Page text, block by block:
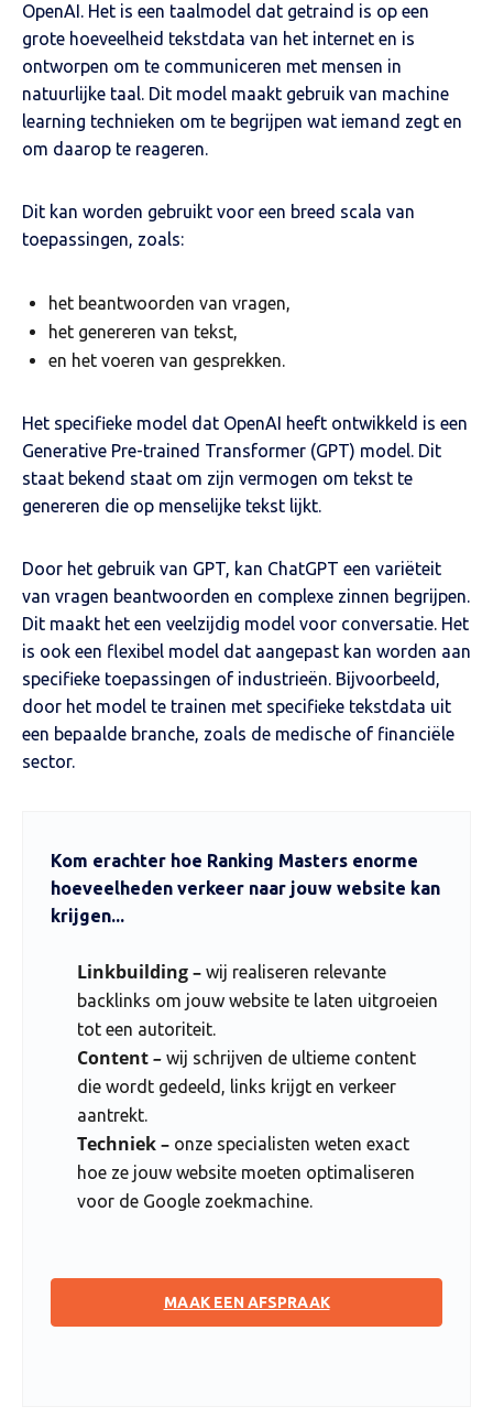
OpenAI. Het is een taalmodel dat getraind is op een
grote hoeveelheid tekstdata van het internet en is
ontworpen om te communiceren met mensen in
natuurlijke taal. Dit model maakt gebruik van machine
learning technieken om te begrijpen wat iemand zegt en
om daarop te reageren.
Dit kan worden gebruikt voor een breed scala van
toepassingen, zoals:
het beantwoorden van vragen,
het genereren van tekst,
en het voeren van gesprekken.
Het specifieke model dat OpenAI heeft ontwikkeld is een
Generative Pre-trained Transformer (GPT) model. Dit
staat bekend staat om zijn vermogen om tekst te
genereren die op menselijke tekst lijkt.
Door het gebruik van GPT, kan ChatGPT een variëteit
van vragen beantwoorden en complexe zinnen begrijpen.
Dit maakt het een veelzijdig model voor conversatie. Het
is ook een flexibel model dat aangepast kan worden aan
specifieke toepassingen of industrieën. Bijvoorbeeld,
door het model te trainen met specifieke tekstdata uit
een bepaalde branche, zoals de medische of financiële
sector.
Kom erachter hoe Ranking Masters enorme
hoeveelheden verkeer naar jouw website kan
krijgen...
Linkbuilding – wij realiseren relevante
backlinks om jouw website te laten uitgroeien
tot een autoriteit.
Content– wij schrijven de ultieme content
die wordt gedeeld, links krijgt en verkeer
aantrekt.
Techniek – onze specialisten weten exact
hoe ze jouw website moeten optimaliseren
voor de Google zoekmachine.
MAAK EEN AFSPRAAK